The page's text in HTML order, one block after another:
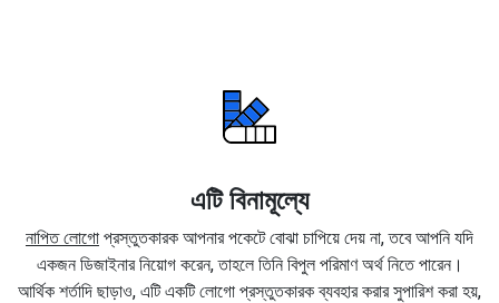
এটি বিনামূল্যে
নাপিত লোগো প্রস্তুতকারক আপনার পকেটে বোঝা চাপিয়ে দেয় না, তবে আপনি যদি
একজন ডিজাইনার নিয়োগ করেন, তাহলে তিনি বিপুল পরিমাণ অর্থ নিতে পারেন।
আর্থিক শর্তাদি ছাড়াও, এটি একটি লোগো প্রস্তুতকারক ব্যবহার করার সুপারিশ করা হয়,